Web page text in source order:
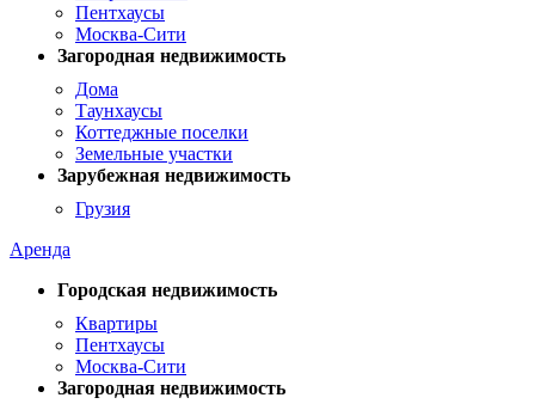
Пентхаусы
Москва-Сити
Загородная недвижимость
Дома
Таунхаусы
Коттеджные поселки
Земельные участки
Зарубежная недвижимость
Грузия
Аренда
Городская недвижимость
Квартиры
Пентхаусы
Москва-Сити
Загородная недвижимость